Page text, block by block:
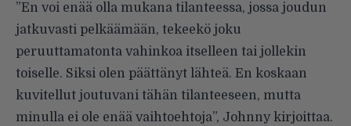
”En voi enää olla mukana tilanteessa, jossa joudun
jatkuvasti pelkäämään, tekeekö joku
peruuttamatonta vahinkoa itselleen tai jollekin
toiselle. Siksi olen päättänyt lähteä. En koskaan
kuvitellut joutuvani tähän tilanteeseen, mutta
minulla ei ole enää vaihtoehtoja”, Johnny kirjoittaa.